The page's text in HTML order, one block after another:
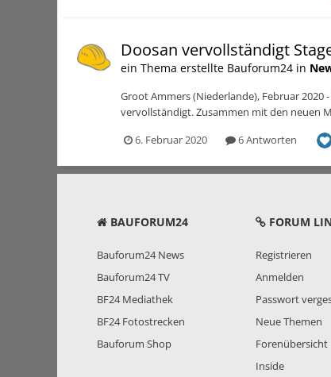
Doosan vervollständigt
ein Thema erstellte Bauforum24 in
Groot Ammers (Niederlande), Februar 2020
vervollständigt. Zusammen mit den neuen
6. Februar 2020
6 Antworten
BAUFORUM24
Bauforum24 News
Bauforum24 TV
BF24 Mediathek
BF24 Fotostrecken
Bauforum Shop
FORUM
Registrieren
Anmelden
Passwort
Neue Themen
Forenübersicht
Inside